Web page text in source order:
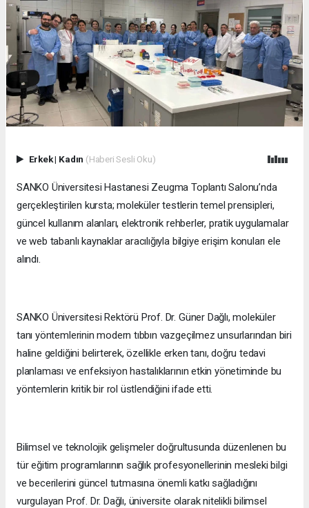
Erkek| Kadın (Haberi Sesli Oku)
SANKO Üniversitesi Hastanesi Zeugma Toplantı Salonu’nda
gerçekleştirilen kursta; moleküler testlerin temel prensipleri,
güncel kullanım alanları, elektronik rehberler, pratik uygulamalar
ve web tabanlı kaynaklar aracılığıyla bilgiye erişim konuları ele
alındı.
SANKO Üniversitesi Rektörü Prof. Dr. Güner Dağlı, moleküler
tanı yöntemlerinin modern tıbbın vazgeçilmez unsurlarından biri
haline geldiğini belirterek, özellikle erken tanı, doğru tedavi
planlaması ve enfeksiyon hastalıklarının etkin yönetiminde bu
yöntemlerin kritik bir rol üstlendiğini ifade etti.
Bilimsel ve teknolojik gelişmeler doğrultusunda düzenlenen bu
tür eğitim programlarının sağlık profesyonellerinin mesleki bilgi
ve becerilerini güncel tutmasına önemli katkı sağladığını
vurgulayan Prof. Dr. Dağlı, üniversite olarak nitelikli bilimsel